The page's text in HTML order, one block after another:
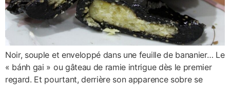
Noir, souple et enveloppé dans une feuille de bananier… Le
« bánh gai » ou gâteau de ramie intrigue dès le premier
regard. Et pourtant, derrière son apparence sobre se